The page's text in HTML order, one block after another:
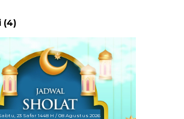
(4)
23 Safar 1448 H / 08 Agustus 2026